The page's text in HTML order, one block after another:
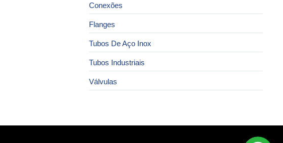
Conexões
Flanges
Tubos De Aço Inox
Tubos Industriais
Válvulas